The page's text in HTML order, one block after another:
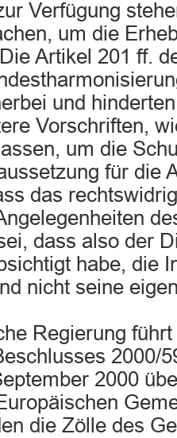
Verfügung
um die
Artikel 201 ff.
und
Vorschriften,
um die
für die
das
dass also der
habe, die
nicht seine
Regierung
2000/
2000
die Zölle des